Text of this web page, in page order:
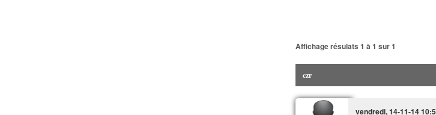
Affichage résulats 1 à 1 sur1
czr
vendredi, 14-11-14